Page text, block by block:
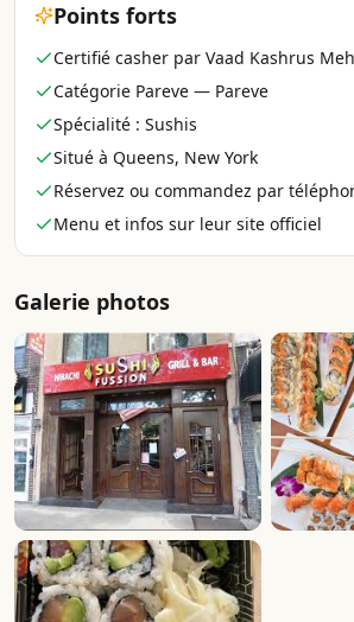
Points forts
Certifié casher par Vaad Kashrus
Catégorie Pareve — Pareve
Spécialité : Sushis
Situé à Queens, New York
Réservez ou commandez par
Menu et infos sur leur site officiel
Galerie photos